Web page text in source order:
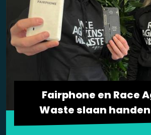
Fairphone en Race
Waste slaan